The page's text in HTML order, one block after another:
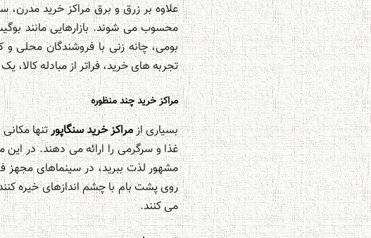
علاوه بر زرق و برق مراکز خرید
محسوب می شوند. بازارهایی مانند
بومی، چانه زنی با فروشندگان محلی
تجربه های خرید، فراتر از مبادله
مراکز خرید چند منظوره
بسیاری ازمراکز خرید سنگاپورتنها
غذا و سرگرمی را ارائه می دهند. در
مشهور لذت ببرید، در سینماهای مجهز
روی پشت بام با چشم اندازهای خیره
می کنند.